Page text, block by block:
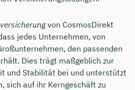
von CosmosDirekt
jedes Unternehmen, von
den passenden
Dies trägt maßgeblich zur
und Stabilität bei und unterstützt
sich auf ihr Kerngeschäft zu
Ihren Wunschtermin: